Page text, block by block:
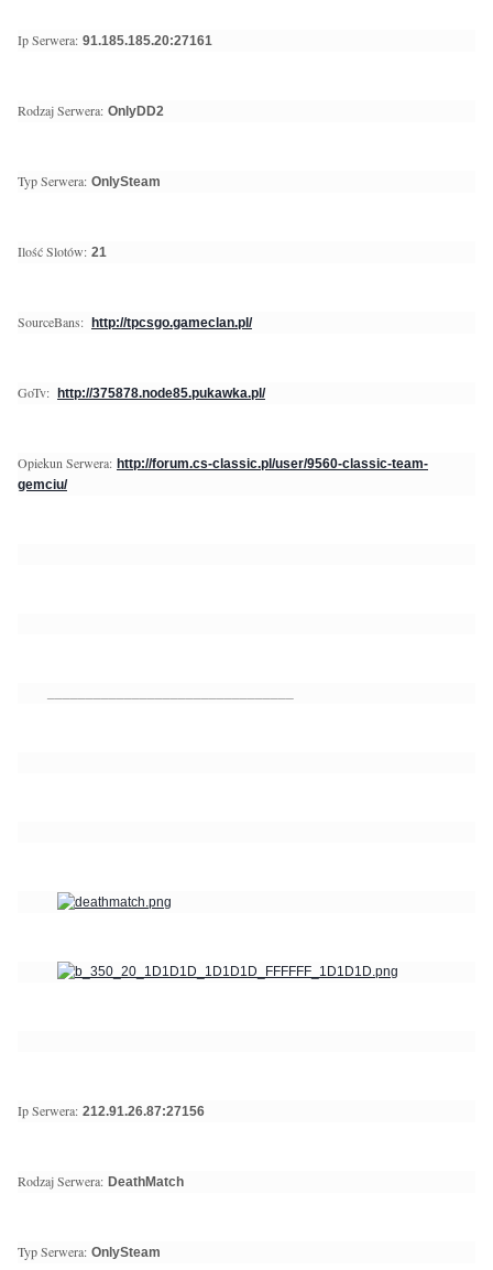
Ip Serwera: 91.185.185.20:27161
Rodzaj Serwera: OnlyDD2
Typ Serwera: OnlySteam
Ilość Slotów: 21
SourceBans: http://tpcsgo.gameclan.pl/
GoTv: http://375878.node85.pukawka.pl/
Opiekun Serwera: http://forum.cs-classic.pl/user/9560-classic-team-
gemciu/
Ip Serwera: 212.91.26.87:27156
Rodzaj Serwera: DeathMatch
Typ Serwera: OnlySteam